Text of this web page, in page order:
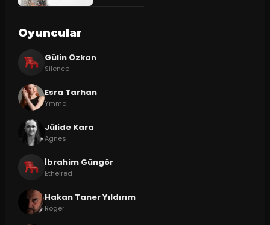
Oyuncular
Gülin Özkan
Silence
Esra Tarhan
Ymma
Jülide Kara
Agnes
İbrahim Güngör
Ethelred
Hakan Taner Yıldırım
Roger